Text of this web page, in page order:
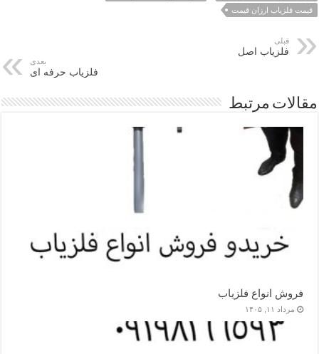
قیمت فلزیاب ارزان قیمت
قبلی
فلزیاب اصل
بعدی
فلزیاب حرفه ای
مقالات مرتبط
فروش انواع فلزیاب
مرداد ۱۱, ۱۴۰۵